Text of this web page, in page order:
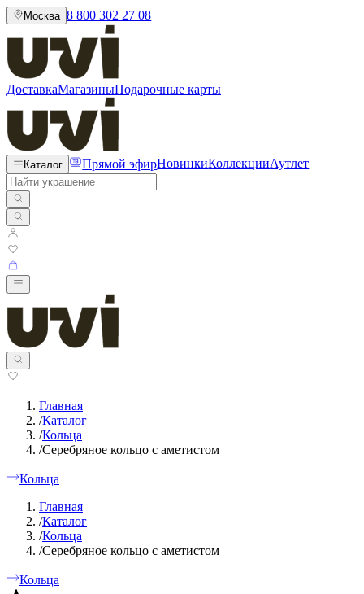
Москва 8 800 302 27 08
ДоставкаМагазиныПодарочные карты
Каталог Прямой эфирНовинкиКоллекцииАутлет
Главная
/Каталог
/Кольца
/Серебряное кольцо с аметистом
Кольца
Главная
/Каталог
/Кольца
/Серебряное кольцо с аметистом
Кольца